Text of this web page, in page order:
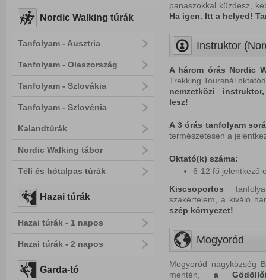
Nordic Walking túrák
Tanfolyam - Ausztria
Tanfolyam - Olaszország
Tanfolyam - Szlovákia
Tanfolyam - Szlovénia
Kalandtúrák
Nordic Walking tábor
Téli és hótalpas túrák
Hazai túrák
Hazai túrák - 1 napos
Hazai túrák - 2 napos
Garda-tó
panaszokkal küzdesz,
Ha igen. Itt a helyed!
Instruktor
A három órás Nordic
Trekking Toursnál
nemzetközi
lesz!
A 3 órás tanfolyam
természetesen a
Oktató(k) száma:
6-12 fő jelentkező
Kiscsoportos
szakértelem, a kiváló
szép környezet!
Mogyoród
Mogyoród nagyközség
mentén, a